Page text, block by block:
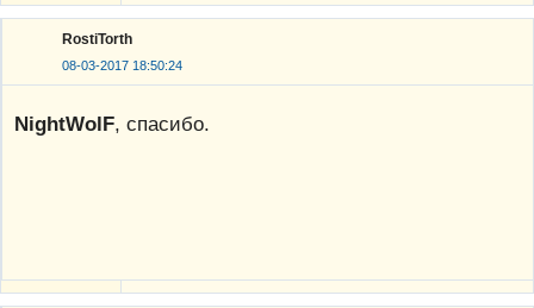
RostiTorth
08-03-2017 18:50:24
NightWolF, спасибо.